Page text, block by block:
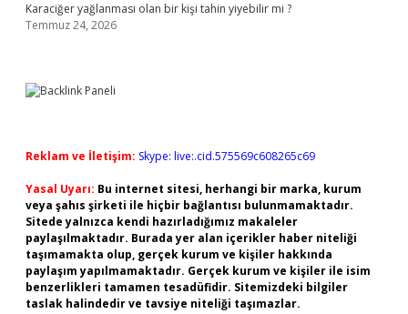
Karaciğer yağlanması olan bir kişi tahin yiyebilir mi ?
Temmuz 24, 2026
Reklam ve İletişim: Skype: live:.cid.575569c608265c69
Yasal Uyarı: Bu internet sitesi, herhangi bir marka, kurum
veya şahıs şirketi ile hiçbir bağlantısı bulunmamaktadır.
Sitede yalnızca kendi hazırladığımız makaleler
paylaşılmaktadır. Burada yer alan içerikler haber niteliği
taşımamakta olup, gerçek kurum ve kişiler hakkında
paylaşım yapılmamaktadır. Gerçek kurum ve kişiler ile isim
benzerlikleri tamamen tesadüfidir. Sitemizdeki bilgiler
taslak halindedir ve tavsiye niteliği taşımazlar.